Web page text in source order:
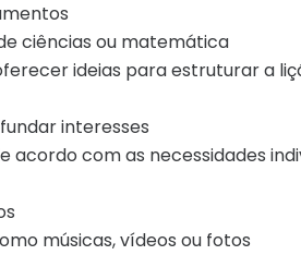
ciências ou matemática
ideias para estruturar a
interesses
acordo com as necessidades
músicas, vídeos ou fotos